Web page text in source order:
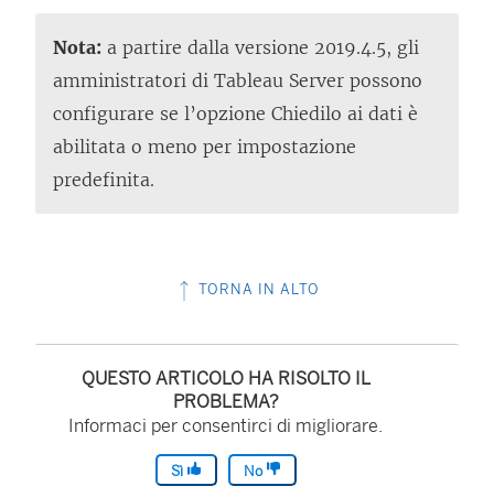
Nota: a partire dalla versione 2019.4.5, gli
amministratori di Tableau Server possono
configurare se l’opzione Chiedilo ai dati è
abilitata o meno per impostazione
predefinita.
TORNA IN ALTO
QUESTO ARTICOLO HA RISOLTO IL
PROBLEMA?
Informaci per consentirci di migliorare.
Sì No